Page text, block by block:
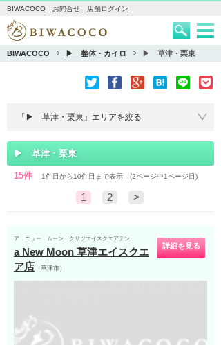
BIWACOCO お問合せ 店舗ログイン
BIWACOCO ▶ 整体・カイロ ▶ 草津・栗東
▶ 草津・栗東
15件 1件目から10件目まで表示 (2ページ中1ページ目)
1 2 >
ア ニュー ムーン クサツエイスクエアテン
a New Moon 草津エイスクエ
ア店 （草津市）
詳細を見る